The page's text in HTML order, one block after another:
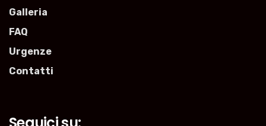
Galleria
FAQ
Urgenze
Contatti